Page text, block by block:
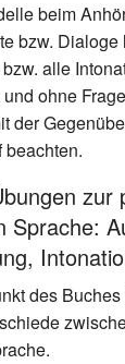
beim
bzw.
alle
ohne
der
beachten.
zur
Sprache:
des